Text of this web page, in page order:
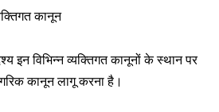
कानून
इन विभिन्न व्यक्तिगत कानूनों के स्थान पर
कानून लागू करना है।